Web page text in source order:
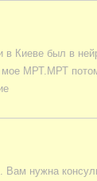
Киеве был в
МРТ.МРТ
нужна